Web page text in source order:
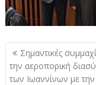
Πλοήγηση
άρθρων
Σημαντικές
την αεροπορική
των Ιωαννίνων με την